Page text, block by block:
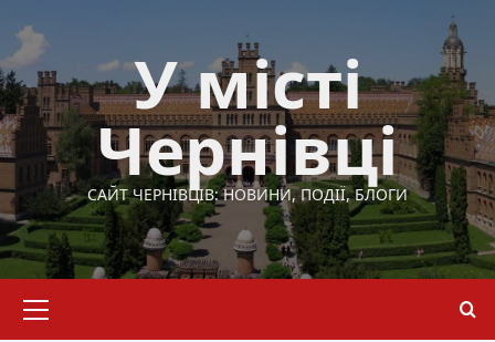
до
вмісту
У місті
Чернівці
САЙТ ЧЕРНІВЦІВ: НОВИНИ, ПОДІЇ, БЛОГИ
меню